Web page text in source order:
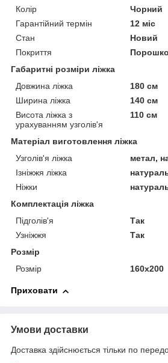
Колір
Чорний
Гарантійний термін
12 міс
Стан
Новий
Покриття
Габаритні розміри ліжка
Довжина ліжка
180 см
Ширина ліжка
140 см
Висота ліжка з
урахуванням узголів'я
110 см
Матеріал виготовлення ліжка
Узголів'я ліжка
метал,
Ізніжжя ліжка
Ніжки
Комплектація ліжка
Підголів'я
Так
Узніжжя
Так
Розмір
Розмір
160х200
Приховати
Умови доставки
Доставка здійснюється тільки по